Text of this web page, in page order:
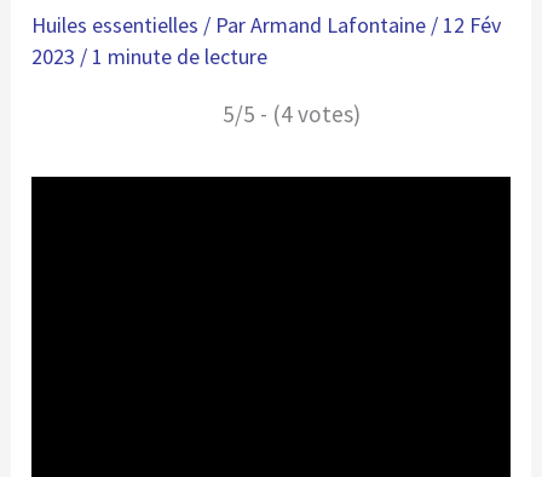
Huiles essentielles / ParArmand Lafontaine / 12 Fév
2023 / 1 minute de lecture
5/5 - (4 votes)